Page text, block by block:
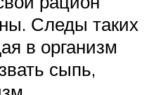
Следы таких
в организм
сыпь,